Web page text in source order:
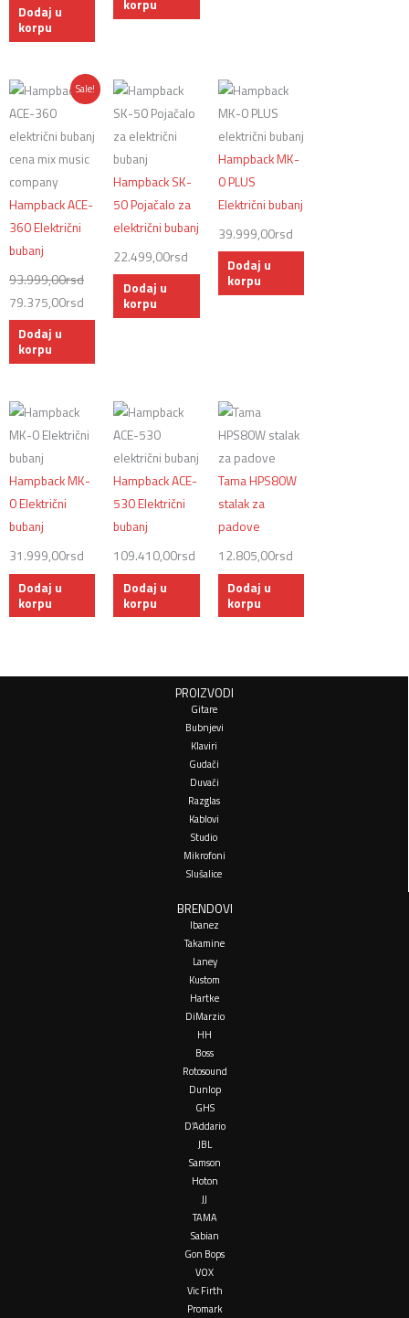
Dodaj u
korpu
korpu
Hampback ACE-
360 Električni
bubanj
Sale!
93.999,00rsd
Originalna
cena
je
bila:
93.999,00rsd.
79.375,00rsd
Trenutna
je:
79.375,00rsd.
Dodaj u
korpu
Hampback SK-
50 Pojačalo za
električni bubanj
22.499,00rsd
Dodaj u
korpu
Hampback MK-
0 PLUS
Električni bubanj
39.999,00rsd
Dodaj u
korpu
Hampback MK-
0 Električni
bubanj
31.999,00rsd
Dodaj u
korpu
Hampback ACE-
530 Električni
bubanj
109.410,00rsd
Dodaj u
korpu
Tama HPS80W
stalak za
padove
12.805,00rsd
Dodaj u
korpu
PROIZVODI
Gitare
Bubnjevi
Klaviri
Gudači
Duvači
Razglas
Kablovi
Studio
Mikrofoni
Slušalice
BRENDOVI
Ibanez
Takamine
Laney
Kustom
Hartke
DiMarzio
HH
Boss
Rotosound
Dunlop
GHS
D’Addario
JBL
Samson
Hoton
JJ
TAMA
Sabian
Gon Bops
VOX
Vic Firth
Promark